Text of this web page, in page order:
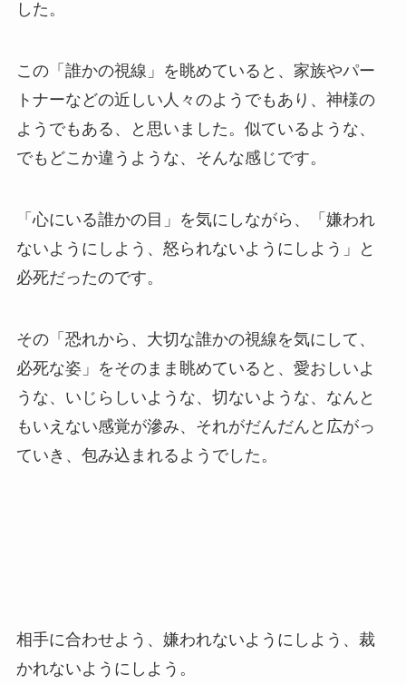
した。
この「誰かの視線」を眺めていると、家族やパー
トナーなどの近しい人々のようでもあり、神様の
ようでもある、と思いました。似ているような、
でもどこか違うような、そんな感じです。
「心にいる誰かの目」を気にしながら、「嫌われ
ないようにしよう、怒られないようにしよう」と
必死だったのです。
その「恐れから、大切な誰かの視線を気にして、
必死な姿」をそのまま眺めていると、愛おしいよ
うな、いじらしいような、切ないような、なんと
もいえない感覚が滲み、それがだんだんと広がっ
ていき、包み込まれるようでした。
相手に合わせよう、嫌われないようにしよう、裁
かれないようにしよう。